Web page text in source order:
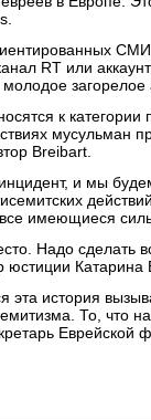
RT или
загорелое
к
мусульман
Breibart.
и мы
имеющиеся
Надо сделать
юстиции Катарина
эта история
То, что
Еврейской